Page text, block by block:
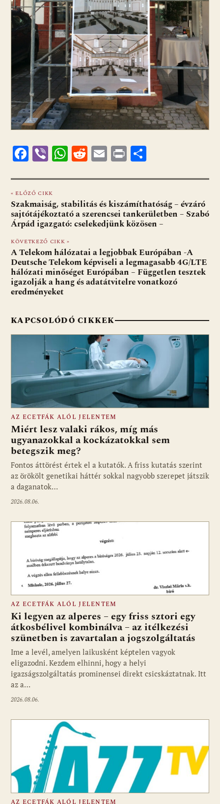
F
e
b
o
o
k
Vi
er
W
at
s
A
p
p
R
d
di
t
E
ai
l
Pr
t za
m
e
g
« ELŐZŐ CIKK
Szakmaiság, stabilitás és kiszámíthatóság – évzáró
sajtótájékoztató a szerencsei tankerületben – Szabó
Árpád igazgató: cselekedjünk közösen –
KÖVETKEZŐ CIKK »
A Telekom hálózatai a legjobbak Európában -A
Deutsche Telekom képviseli a legmagasabb 4G/LTE
hálózati minőséget Európában – Független tesztek
igazolják a hang és adatátvitelre vonatkozó
eredményeket
KAPCSOLÓDÓ CIKKEK
AZ ECETFÁK ALÓL JELENTEM
Miért lesz valaki rákos, míg más
ugyanazokkal a kockázatokkal sem
betegszik meg?
Fontos áttörést értek el a kutatók. A friss kutatás szerint
az örökölt genetikai háttér sokkal nagyobb szerepet játszik
a daganatok…
2026.08.06.
AZ ECETFÁK ALÓL JELENTEM
Ki legyen az alperes – egy friss sztori egy
átkosbélivel kombinálva – az itélkezési
szünetben is zavartalan a jogszolgáltatás
Ime a levél, amelyen laikusként képtelen vagyok
eligazodni. Kezdem elhinni, hogy a helyi
igazságszolgáltatás prominensei direkt csicskáztatnak. Itt
az a…
2026.08.06.
AZ ECETFÁK ALÓL JELENTEM